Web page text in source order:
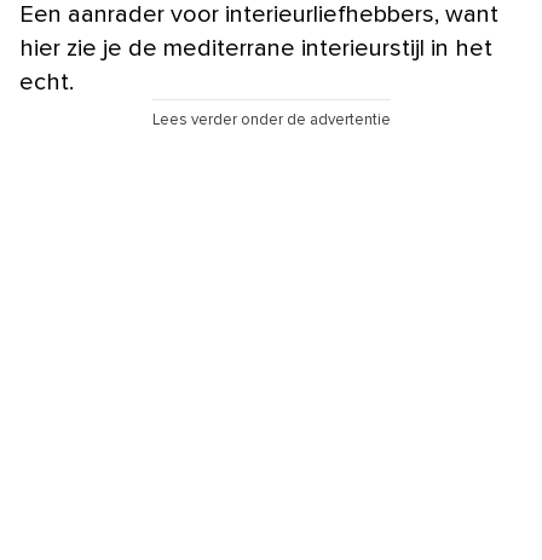
Een aanrader voor interieurliefhebbers, want
hier zie je de mediterrane interieurstijl in het
echt.
Lees verder onder de advertentie